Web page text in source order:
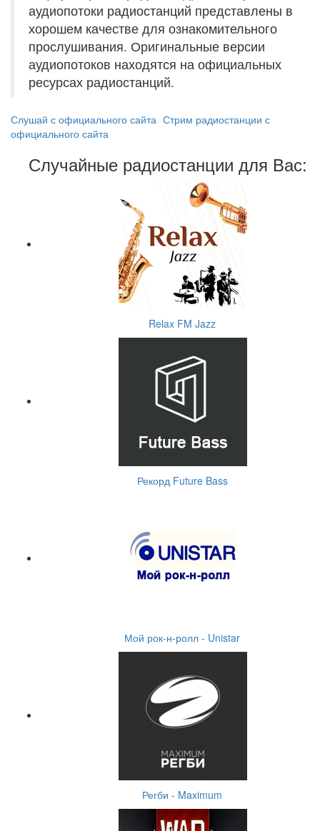
аудиопотоки радиостанций представлены в
хорошем качестве для ознакомительного
прослушивания. Оригинальные версии
аудиопотоков находятся на официальных
ресурсах радиостанций.
Слушай с официального сайта Стрим радиостанции с
официального сайта
Случайные радиостанции для Вас:
Relax FM Jazz
Рекорд Future Bass
Мой рок-н-ролл - Unistar
Регби - Maximum